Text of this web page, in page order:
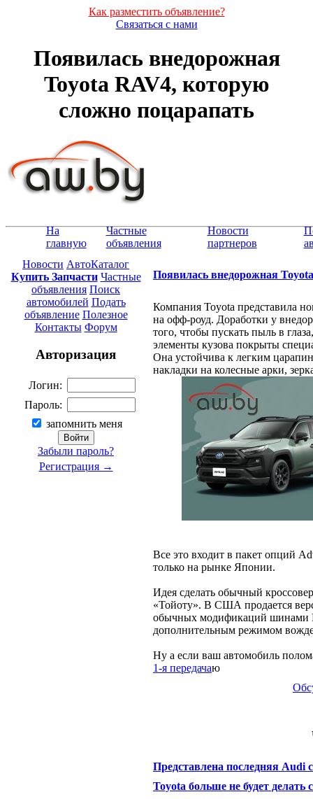
Как разместить объявление?
Связаться с нами
Появилась внедорожная
Toyota RAV4, которую
сложно поцарапать
На
главную
Частные
объявления
Новости
партнеров
Новости АвтоКаталог
Купить Запчасти Частные
объявления Поиск
автомобилей Подать
объявление Полезное
Контакты Форум
Авторизация
Логин:
Пароль:
запомнить меня
Забыли пароль?
Регистрация →
Появилась внедорожная
Компания Toyota представила
на офф-роуд. Доработки у
того, чтобы пускать пыль в
элементы кузова покрыты
Она устойчива к легким
накладки на колесные арки,
Все это входит в пакет опций
только на рынке Японии.
Идея сделать обычный
«Тойоту». В США продается
обычных модификаций шинами
дополнительным режимом
Ну а если ваш автомобиль
1-я передачаю
Представлена последняя Audi
Toyota больше не будет